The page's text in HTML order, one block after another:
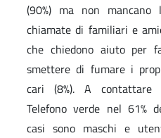
(90%) ma non mancano
chiamate di familiari e
che chiedono aiuto per
smettere di fumare i
cari (8%). A contattare
Telefono verde nel 61%
casi sono maschi e